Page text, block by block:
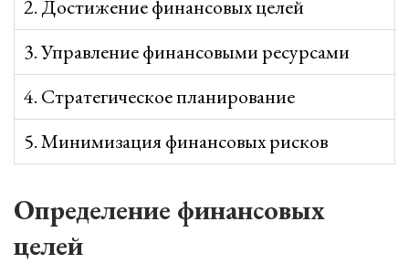
2. Достижение финансовых целей
3. Управление финансовыми ресурсами
4. Стратегическое планирование
5. Минимизация финансовых рисков
Определение финансовых
целей